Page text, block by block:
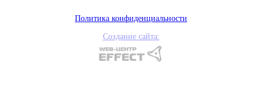
Политика конфиденциальности
Создание сайта: